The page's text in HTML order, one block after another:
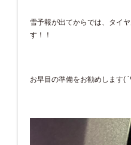
雪予報が出てからでは、タイ
す！！
お早目の準備をお勧めします(